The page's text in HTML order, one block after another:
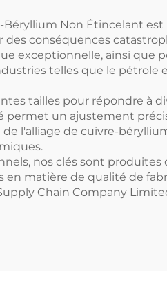
Béryllium Non Étincelant
des conséquences
exceptionnelle, ainsi que
telles que le
tailles pour répondre à
permet un ajustement
de l'alliage de cuivre-
nos clés sont
en matière de qualité de
Chain Company